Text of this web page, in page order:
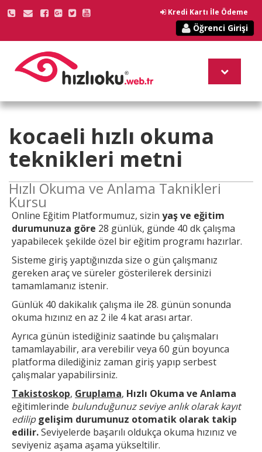
Kredi Kartı İle Ödeme
Öğrenci Girişi
kocaeli hızlı okuma
teknikleri metni
Hızlı Okuma ve Anlama Taknikleri
Kursu
Online Eğitim Platformumuz, sizin yaş ve eğitim
durumunuza göre 28 günlük, günde 40 dk çalışma
yapabilecek şekilde özel bir eğitim programı hazırlar.
Sisteme giriş yaptığınızda size o gün çalışmanız
gereken araç ve süreler gösterilerek dersinizi
tamamlamanız istenir.
Günlük 40 dakikalık çalışma ile 28. günün sonunda
okuma hızınız en az 2 ile 4 kat arası artar.
Ayrıca günün istediğiniz saatinde bu çalışmaları
tamamlayabilir, ara verebilir veya 60 gün boyunca
platforma dilediğiniz zaman giriş yapıp serbest
çalışmalar yapabilirsiniz.
Takistoskop, Gruplama, Hızlı Okuma ve Anlama
eğitimlerinde bulunduğunuz seviye anlık olarak kayıt
edilip gelişim durumunuz otomatik olarak takip
edilir.Seviyelerde başarılı oldukça okuma hızınız ve
seviyeniz aşama aşama yükseltilir.